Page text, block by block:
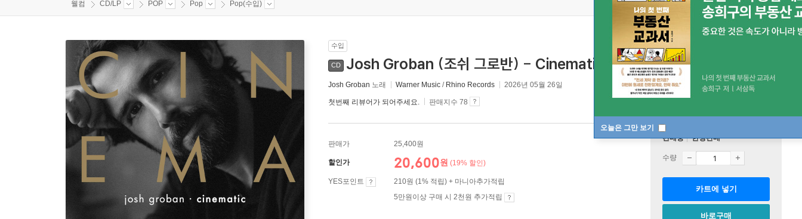
오늘은 그만 보기
웰컴 CD/LP POP Pop Pop(수입)
수입
CD Josh Groban (조쉬 그로반) - Cinematic
Josh Groban 노래 Warner Music / Rhino Records 2026년 05월 26일
첫번째 리뷰어가 되어주세요. 판매지수 78
판매가 25,400원
할인가 20,600원 (19% 할인)
YES포인트
210원 (1% 적립) + 마니아추가적립
5만원이상 구매 시 2천원 추가적립
판매중 한정판매
수량
카트에 넣기
바로구매